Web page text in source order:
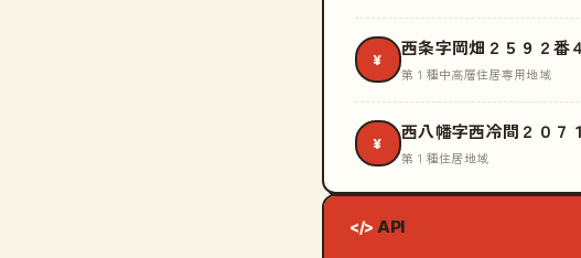
¥
西条字岡畑２５９２番
第１種中高層住居専用地域
¥
西八幡字西冷間２０７
第１種住居地域
</> API